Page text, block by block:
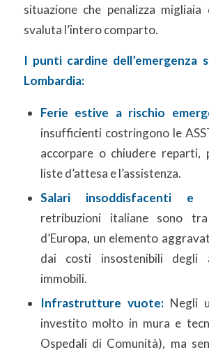
situazione che penalizza
svaluta l’intero comparto.
I punti cardine dell’emergenza
Lombardia:
Ferie estive a rischio
insufficienti costringono le
accorpare o chiudere reparti,
liste d’attesa e l’assistenza.
Salari insoddisfacenti e
retribuzioni italiane sono
d’Europa, un elemento
dai costi insostenibili
immobili.
Infrastrutture vuote:Negli
investito molto in mura e
Ospedali di Comunità), ma